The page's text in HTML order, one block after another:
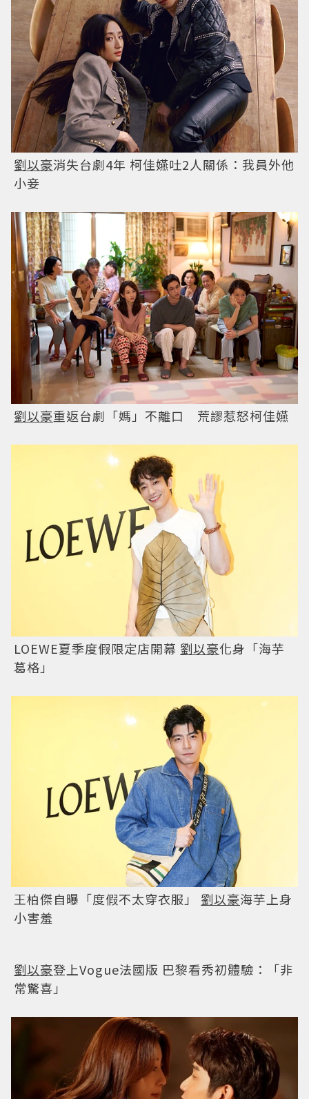
劉以豪消失台劇4年 柯佳嬿吐2人關係：我員外他
小妾
劉以豪重返台劇「媽」不離口 荒謬惹怒柯佳嬿
LOEWE夏季度假限定店開幕 劉以豪化身「海芋
葛格」
王柏傑自曝「度假不太穿衣服」 劉以豪海芋上身
小害羞
劉以豪登上Vogue法國版 巴黎看秀初體驗：「非
常驚喜」